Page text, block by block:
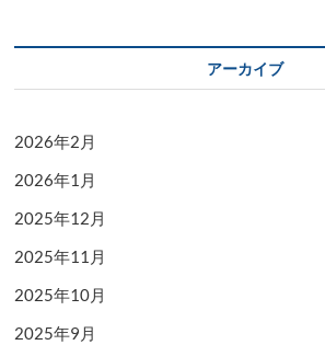
アーカイブ
2026年2月
2026年1月
2025年12月
2025年11月
2025年10月
2025年9月